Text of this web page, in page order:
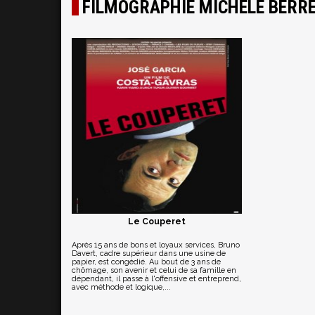
FILMOGRAPHIE MICHÈLE
Le Couperet
Après 15 ans de bons et loyaux services, Bruno
Davert, cadre supérieur dans une usine de
papier, est congédié. Au bout de 3 ans de
chômage, son avenir et celui de sa famille en
dépendant, il passe à l'offensive et entreprend,
avec méthode et logique,...